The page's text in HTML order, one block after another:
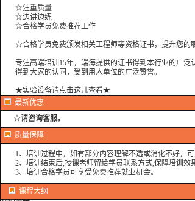
☆注重质量
☆边讲边练
☆合格学员免费推荐工作
☆合格学员免费颁发相关工程师等资格证书，提升您的
专注高端培训15年，端海提供的证书得到本行业的广泛
得到大家的认同，受到用人单位的广泛赞誉。
★实验设备请点击这儿查看★
最新优惠
☆请咨询客服。
质量保障
1、培训过程中，如有部分内容理解不透或消化不好，可
2、培训结束后,授课老师留给学员联系方式,保障培训效果
3、培训合格学员可享受免费推荐就业机会。
课程大纲